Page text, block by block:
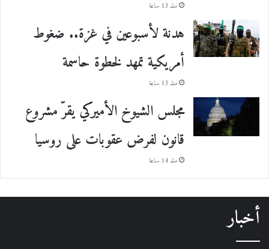
منذ 13 ساعة
هدنة لأسبوعين في غزة.. ضغوط
أمريكية تمهد لخطوة حاسمة
منذ 13 ساعة
مجلس الشيوخ الأميركي يقرّ مشروع
قانون لفرض عقوبات على روسيا
منذ 14 ساعة
أخبار